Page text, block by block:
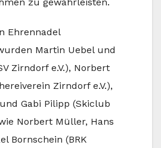
zu gewährleisten.
Ehrennadel
Martin Uebel und
Zirndorf e.V.), Norbert
Zirndorf e.V.),
Gabi Pilipp (Skiclub
Norbert Müller, Hans
Bornschein (BRK